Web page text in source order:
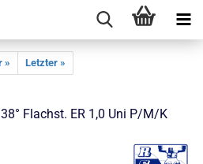
»
Letzter »
Flachst. ER 1,0 Uni P/M/K